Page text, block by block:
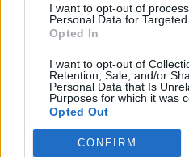
I want to opt-out of
Personal Data for Targeted
Opted In
I want to opt-out of
Retention, Sale, and/or
Personal Data that Is
Purposes for which it was
Opted Out
CONFIRM
MÁR ELŐFIZETŐNK VAGY?